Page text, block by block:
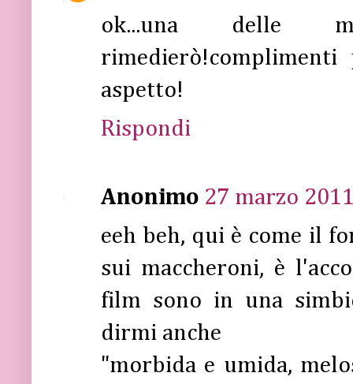
ok...una delle
aspetto!
Rispondi
Anonimo 27 marzo
eeh beh, qui è come il
sui maccheroni, è
film sono in una
dirmi anche
"morbida e umida,